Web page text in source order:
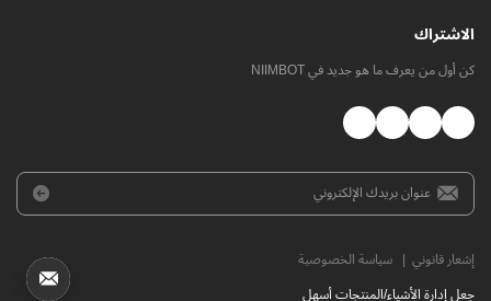
الاشتراك
كن أول من يعرف ما هو جديد في NIIMBOT
إشعار قانوني | سياسة الخصوصية
​جعل إدارة الأشياء/المنتجات أسهل